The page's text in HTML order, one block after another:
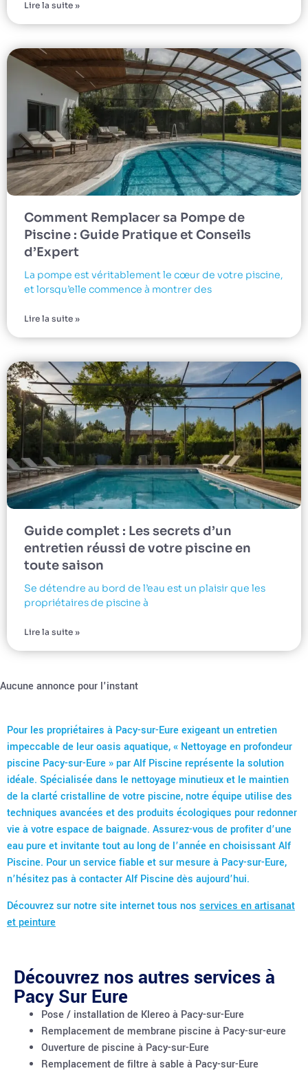
Lire la suite »
Comment Remplacer sa Pompe de
Piscine : Guide Pratique et Conseils
d’Expert
La pompe est véritablement le cœur de votre piscine,
et lorsqu’elle commence à montrer des
Lire la suite »
Guide complet : Les secrets d’un
entretien réussi de votre piscine en
toute saison
Se détendre au bord de l’eau est un plaisir que les
propriétaires de piscine à
Lire la suite »
Aucune annonce pour l'instant
Pour les propriétaires à Pacy-sur-Eure exigeant un entretien
impeccable de leur oasis aquatique, « Nettoyage en profondeur
piscine Pacy-sur-Eure » par Alf Piscine représente la solution
idéale. Spécialisée dans le nettoyage minutieux et le maintien
de la clarté cristalline de votre piscine, notre équipe utilise des
techniques avancées et des produits écologiques pour redonner
vie à votre espace de baignade. Assurez-vous de profiter d’une
eau pure et invitante tout au long de l’année en choisissant Alf
Piscine. Pour un service fiable et sur mesure à Pacy-sur-Eure,
n’hésitez pas à contacter Alf Piscine dès aujourd’hui.
Découvrez sur notre site internet tous nos services en artisanat
et peinture
Découvrez nos autres services à
Pacy Sur Eure
Pose / installation de Klereo à Pacy-sur-Eure
Remplacement de membrane piscine à Pacy-sur-eure
Ouverture de piscine à Pacy-sur-Eure
Remplacement de filtre à sable à Pacy-sur-Eure